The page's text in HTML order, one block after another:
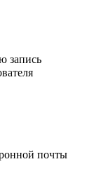
запись
почты